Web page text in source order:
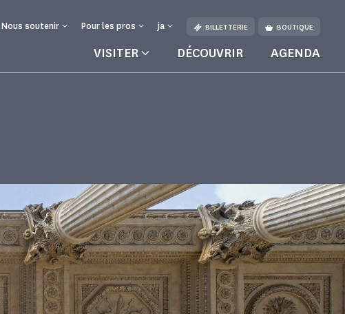
Nous soutenir Pour les pros ja BILLETTERIE BOUTIQUE
VISITER DÉCOUVRIR AGENDA